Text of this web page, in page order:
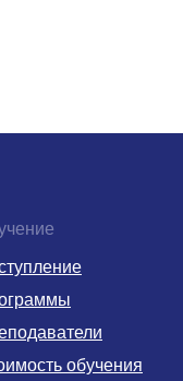
обучения